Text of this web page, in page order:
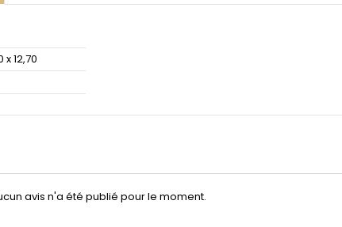
x 12,70
avis n'a été publié pour le moment.